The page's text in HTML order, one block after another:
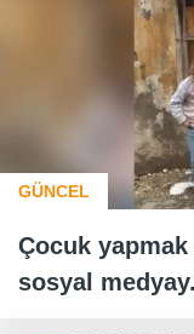
GÜNCEL
Çocuk
sosyal